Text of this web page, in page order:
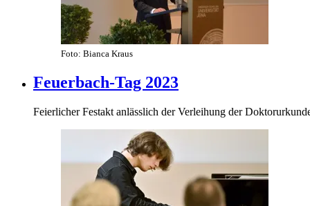
Foto: Bianca Kraus
Feuerbach-Tag 2023
Feierlicher Festakt anlässlich der Verleihung der